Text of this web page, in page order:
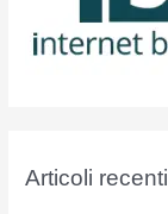
Articoli recenti